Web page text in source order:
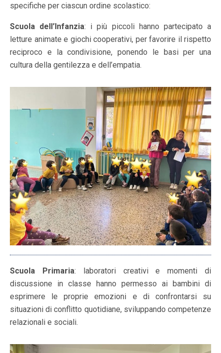
specifiche per ciascun ordine scolastico:
Scuola dell’Infanzia: i più piccoli hanno partecipato a
letture animate e giochi cooperativi, per favorire il rispetto
reciproco e la condivisione, ponendo le basi per una
cultura della gentilezza e dell’empatia.
Scuola Primaria: laboratori creativi e momenti di
discussione in classe hanno permesso ai bambini di
esprimere le proprie emozioni e di confrontarsi su
situazioni di conflitto quotidiane, sviluppando competenze
relazionali e sociali.